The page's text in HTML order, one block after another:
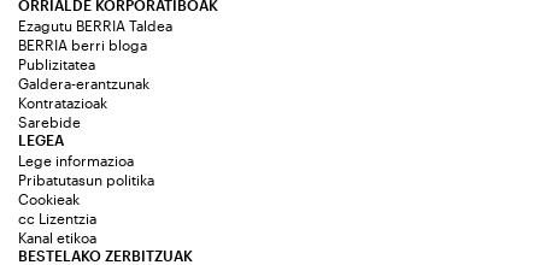
ORRIALDE KORPORATIBOAK
Ezagutu BERRIA Taldea
BERRIA berri bloga
Publizitatea
Galdera-erantzunak
Kontratazioak
Sarebide
LEGEA
Lege informazioa
Pribatutasun politika
Cookieak
cc Lizentzia
Kanal etikoa
BESTELAKO ZERBITZUAK